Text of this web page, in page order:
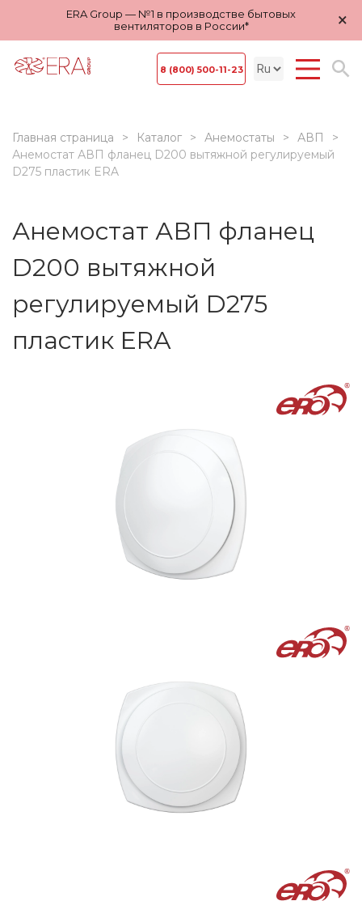
ERA Group — №1 в производстве бытовых
вентиляторов в России*
×
8 (800) 500-11-23
Главная страница Каталог Анемостаты
АВП
Анемостат АВП фланец D200 вытяжной регулируемый
D275 пластик ERA
Анемостат АВП фланец
D200 вытяжной
регулируемый D275
пластик ERA